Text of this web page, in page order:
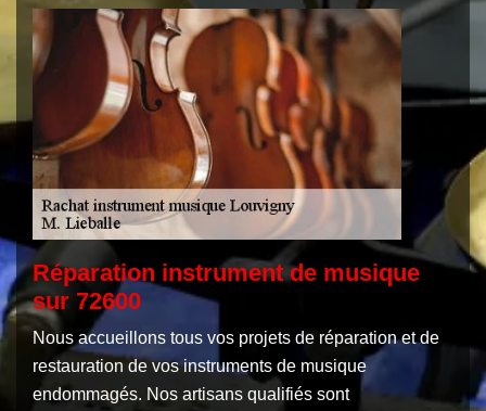
Réparation instrument de musique
sur 72600
Nous accueillons tous vos projets de réparation et de
restauration de vos instruments de musique
endommagés. Nos artisans qualifiés sont